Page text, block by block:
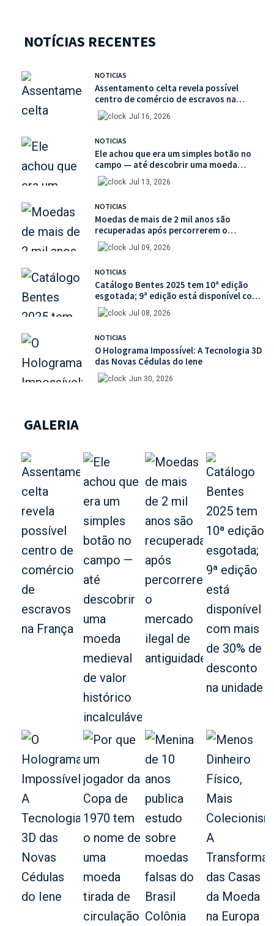
NOTÍCIAS RECENTES
NOTICIAS
Assentamento celta revela possível
centro de comércio de escravos na
França
Jul 16, 2026
NOTICIAS
Ele achou que era um simples botão no
campo — até descobrir uma moeda
medieval de valor histórico incalculável
Jul 13, 2026
NOTICIAS
Moedas de mais de 2 mil anos são
recuperadas após percorrerem o
mercado ilegal de antiguidades
Jul 09, 2026
NOTICIAS
Catálogo Bentes 2025 tem 10ª edição
esgotada; 9ª edição está disponível com
mais de 30% de desconto na unidade
Jul 08, 2026
NOTICIAS
O Holograma Impossível: A Tecnologia 3D
das Novas Cédulas do Iene
Jun 30, 2026
GALERIA